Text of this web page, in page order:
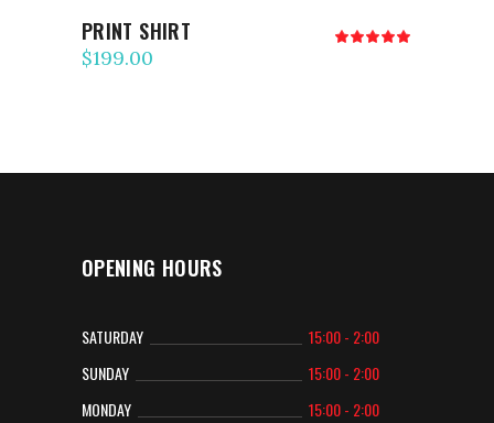
PRINT SHIRT
$199.00
OPENING HOURS
SATURDAY
15:00 - 2:00
SUNDAY
15:00 - 2:00
MONDAY
15:00 - 2:00